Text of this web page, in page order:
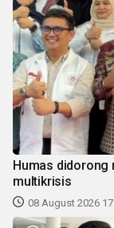
Humas didorong
multikrisis
08 August 2026